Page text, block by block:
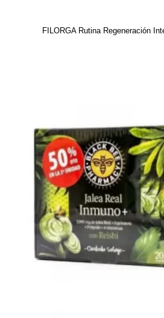
FILORGA Rutina Regeneración